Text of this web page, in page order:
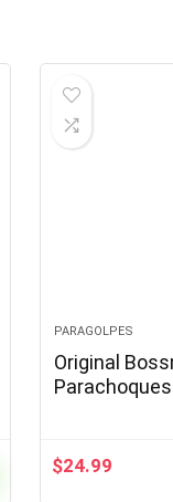
PARAGOLPES
Original
$24.99